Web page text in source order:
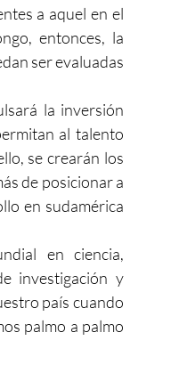
a aquel en el
entonces, la
ser evaluadas
la inversión
al talento
se crearán los
de posicionar a
en sudamérica
en ciencia,
investigación y
país cuando
palmo a palmo